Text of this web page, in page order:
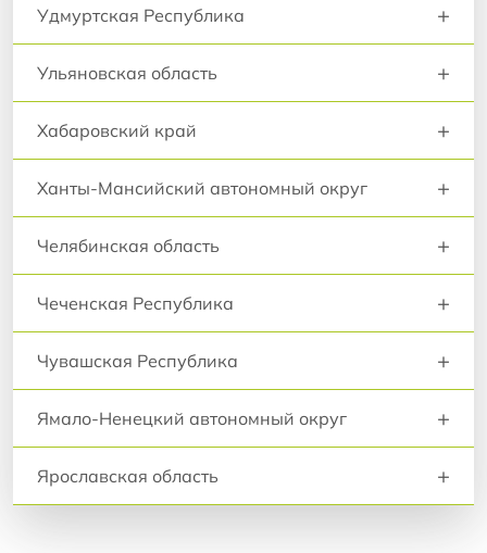
Удмуртская Республика +
Ульяновская область +
Хабаровский край +
Ханты-Мансийский автономный округ +
Челябинская область +
Чеченская Республика +
Чувашская Республика +
Ямало-Ненецкий автономный округ +
Ярославская область +